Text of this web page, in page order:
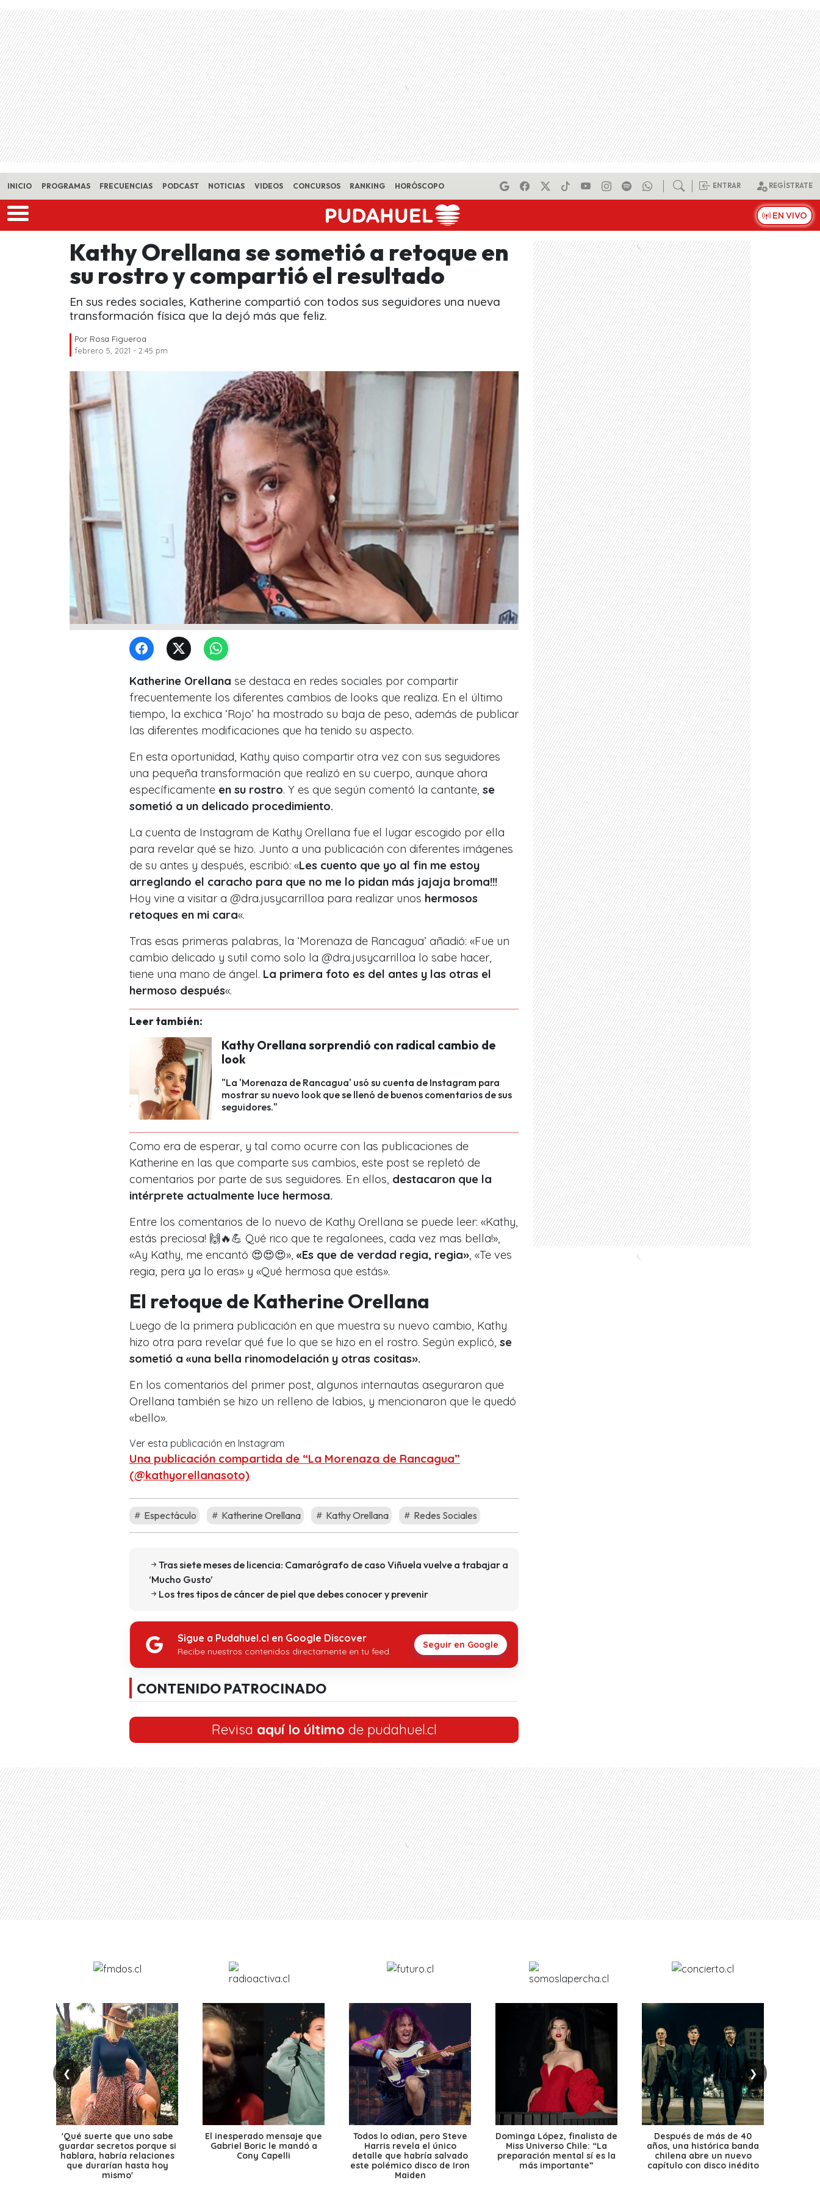
Skip to main content
INICIO PROGRAMAS FRECUENCIAS PODCAST NOTICIAS VIDEOS CONCURSOS RANKING HORÓSCOPO ENTRAR REGÍSTRATE
EN VIVO
Kathy Orellana se sometió a retoque en
su rostro y compartió el resultado
En sus redes sociales, Katherine compartió con todos sus seguidores una nueva
transformación física que la dejó más que feliz.
Por Rosa Figueroa
febrero 5, 2021 - 2:45 pm
Katherine Orellana se destaca en redes sociales por compartir
frecuentemente los diferentes cambios de looks que realiza. En el último
tiempo, la exchica ‘Rojo’ ha mostrado su baja de peso, además de publicar
las diferentes modificaciones que ha tenido su aspecto.
En esta oportunidad, Kathy quiso compartir otra vez con sus seguidores
una pequeña transformación que realizó en su cuerpo, aunque ahora
específicamente en su rostro. Y es que según comentó la cantante, se
sometió a un delicado procedimiento.
La cuenta de Instagram de Kathy Orellana fue el lugar escogido por ella
para revelar qué se hizo. Junto a una publicación con diferentes imágenes
de su antes y después, escribió: «Les cuento que yo al fin me estoy
arreglando el caracho para que no me lo pidan más jajaja broma!!!
Hoy vine a visitar a @dra.jusycarrilloa para realizar unos hermosos
retoques en mi cara«.
Tras esas primeras palabras, la ‘Morenaza de Rancagua’ añadió: «Fue un
cambio delicado y sutil como solo la @dra.jusycarrilloa lo sabe hacer,
tiene una mano de ángel. La primera foto es del antes y las otras el
hermoso después«.
Leer también:
Kathy Orellana sorprendió con radical cambio de
look
"La 'Morenaza de Rancagua' usó su cuenta de Instagram para
mostrar su nuevo look que se llenó de buenos comentarios de sus
seguidores."
Como era de esperar, y tal como ocurre con las publicaciones de
Katherine en las que comparte sus cambios, este post se repletó de
comentarios por parte de sus seguidores. En ellos, destacaron que la
intérprete actualmente luce hermosa.
Entre los comentarios de lo nuevo de Kathy Orellana se puede leer: «Kathy,
estás preciosa! 🙌🔥💪 Qué rico que te regalonees, cada vez mas bella!»,
«Ay Kathy, me encantó 😍😍😍», «Es que de verdad regia, regia» , «Te ves
regia, pera ya lo eras» y «Qué hermosa que estás».
El retoque de Katherine Orellana
Luego de la primera publicación en que muestra su nuevo cambio, Kathy
hizo otra para revelar qué fue lo que se hizo en el rostro. Según explicó, se
sometió a «una bella rinomodelación y otras cositas».
En los comentarios del primer post, algunos internautas aseguraron que
Orellana también se hizo un relleno de labios, y mencionaron que le quedó
«bello».
Ver esta publicación en Instagram
Una publicación compartida de “La Morenaza de Rancagua”
(@kathyorellanasoto)
Espectáculo Katherine Orellana Kathy Orellana Redes Sociales
Tras siete meses de licencia: Camarógrafo de caso Viñuela vuelve a trabajar a
‘Mucho Gusto’
Los tres tipos de cáncer de piel que debes conocer y prevenir
Sigue a Pudahuel.cl en Google Discover
Recibe nuestros contenidos directamente en tu feed.
Seguir en Google
CONTENIDO PATROCINADO
Revisa aquí lo último de pudahuel.cl
❮ ❯
'Qué suerte que uno sabe
guardar secretos porque si
hablara, habría relaciones
que durarían hasta hoy
mismo'
El inesperado mensaje que
Gabriel Boric le mandó a
Cony Capelli
Todos lo odian, pero Steve
Harris revela el único
detalle que habría salvado
este polémico disco de Iron
Maiden
Dominga López, finalista de
Miss Universo Chile: “La
preparación mental sí es la
más importante”
Después de más de 40
años, una histórica banda
chilena abre un nuevo
capítulo con disco inédito